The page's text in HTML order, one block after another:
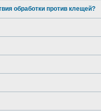
обработки против клещей?